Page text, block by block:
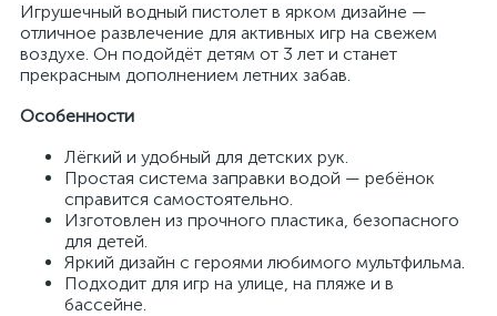
Игрушечный водный пистолет в ярком дизайне —
отличное развлечение для активных игр на свежем
воздухе. Он подойдёт детям от 3 лет и станет
прекрасным дополнением летних забав.
Особенности
Лёгкий и удобный для детских рук.
Простая система заправки водой — ребёнок
справится самостоятельно.
Изготовлен из прочного пластика, безопасного
для детей.
Яркий дизайн с героями любимого мультфильма.
Подходит для игр на улице, на пляже и в
бассейне.